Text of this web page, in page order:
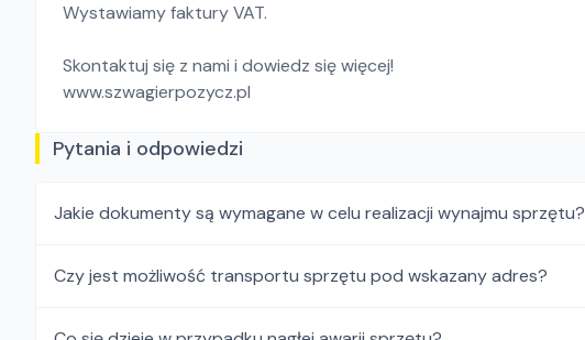
Wystawiamy faktury VAT.
Skontaktuj się z nami i dowiedz się więcej!
www.szwagierpozycz.pl
Pytania i odpowiedzi
Jakie dokumenty są wymagane w celu realizacji wynajmu sprzętu?
Czy jest możliwość transportu sprzętu pod wskazany adres?